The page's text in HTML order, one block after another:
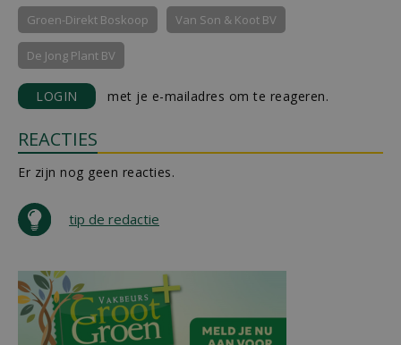
Groen-Direkt Boskoop Van Son & Koot BV
De Jong Plant BV
LOGIN met je e-mailadres om te reageren.
REACTIES
Er zijn nog geen reacties.
tip de redactie